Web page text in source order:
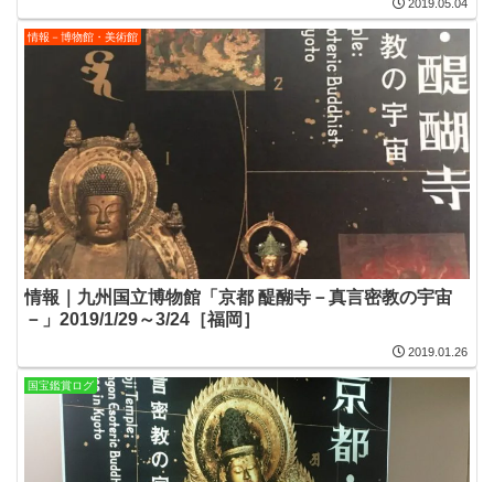
2019.05.04
情報－博物館・美術館
情報｜九州国立博物館「京都 醍醐寺－真言密教の宇宙
－」2019/1/29～3/24［福岡］
2019.01.26
国宝鑑賞ログ